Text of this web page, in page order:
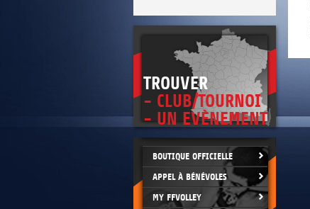
TROUVER
- CLUB/TOURNOI
- UN EVÈNEMENT
BOUTIQUE OFFICIELLE
APPEL À BÉNÉVOLES
MY FFVOLLEY